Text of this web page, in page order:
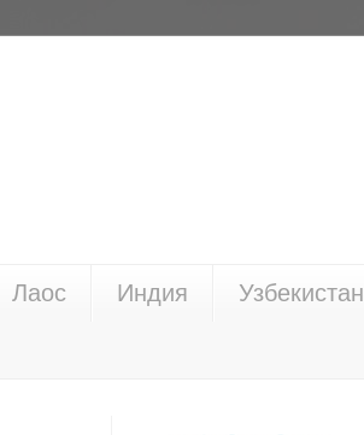
Лаос Индия Узбекистан